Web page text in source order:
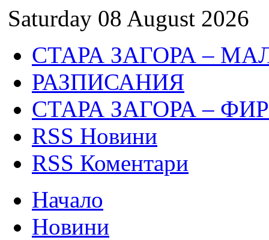
Saturday 08 August 2026
СТАРА ЗАГОРА –
РАЗПИСАНИЯ
СТАРА ЗАГОРА –
RSS Новини
RSS Коментари
Начало
Новини